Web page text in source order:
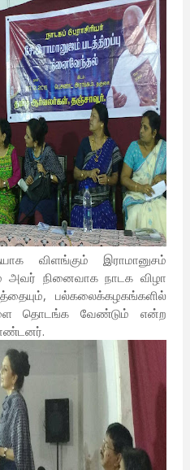
விளங்கும் இராமானுசம்
அவர் நினைவாக நாடக விழா
பல்கலைக்கழகங்களில்
தொடங்க வேண்டும் என்ற